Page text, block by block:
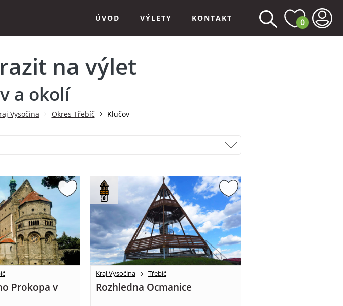
ÚVOD VÝLETY KONTAKT 0
na výlet
a okolí
Vysočina Okres Třebíč Klučov
Prokopa v
Kraj Vysočina Třebíč
Rozhledna Ocmanice